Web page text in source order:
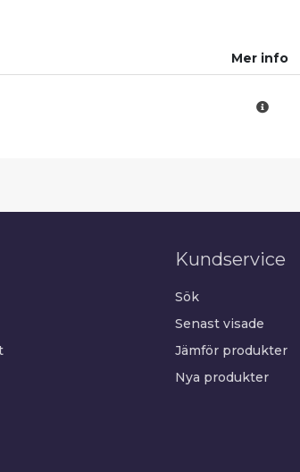
Mer info
Kundservice
Sök
Senast visade
Jämför produkter
Nya produkter